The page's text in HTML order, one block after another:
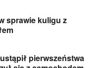
sprawie kuligu z
pierwszeństwa